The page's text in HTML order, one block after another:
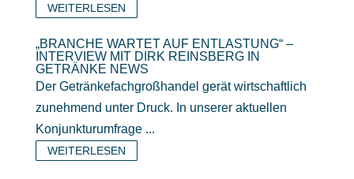
WEITERLESEN
„BRANCHE WARTET AUF ENTLASTUNG“ –
INTERVIEW MIT DIRK REINSBERG IN
GETRÄNKE NEWS
Der Getränkefachgroßhandel gerät wirtschaftlich
zunehmend unter Druck. In unserer aktuellen
Konjunkturumfrage ...
WEITERLESEN